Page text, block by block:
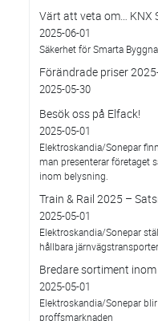
Värt att veta om… KNX
2025-06-01
Säkerhet för Smarta
Förändrade priser
2025-05-30
Besök oss på Elfack!
2025-05-01
Elektroskandia/Sonepar
man presenterar företaget
inom belysning.
Train & Rail 2025 –
2025-05-01
Elektroskandia/Sonepar
hållbara järnvägstransporter.
Bredare sortiment
2025-05-01
Elektroskandia/Sonepar
proffsmarknaden